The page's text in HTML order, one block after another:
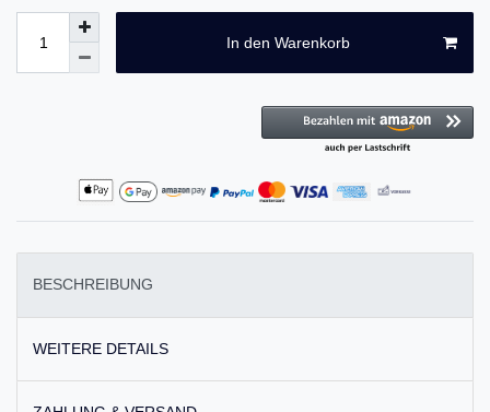
In den Warenkorb
BESCHREIBUNG
WEITERE DETAILS